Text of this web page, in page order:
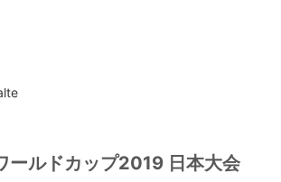
ールドカップ2019 日本大会